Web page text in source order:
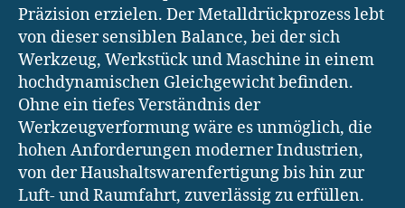
Präzision erzielen. Der Metalldrückprozess lebt
von dieser sensiblen Balance, bei der sich
Werkzeug, Werkstück und Maschine in einem
hochdynamischen Gleichgewicht befinden.
Ohne ein tiefes Verständnis der
Werkzeugverformung wäre es unmöglich, die
hohen Anforderungen moderner Industrien,
von der Haushaltswarenfertigung bis hin zur
Luft- und Raumfahrt, zuverlässig zu erfüllen.